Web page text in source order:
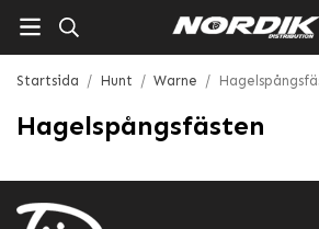
Startsida / Hunt / Warne /
Hagelspångsfästen